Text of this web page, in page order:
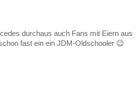
durchaus auch Fans mit Eiern aus
fast ein ein JDM-Oldschooler 😉